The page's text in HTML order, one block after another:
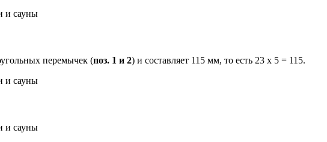
перемычек (поз. 1 и 2) и составляет 115 мм, то есть 23 x 5 = 115.